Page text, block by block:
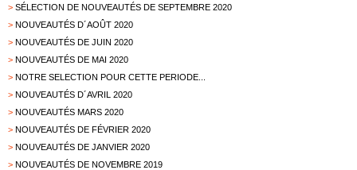
> SÉLECTION DE NOUVEAUTÉS DE SEPTEMBRE 2020
> NOUVEAUTÉS D´AOÛT 2020
> NOUVEAUTÉS DE JUIN 2020
> NOUVEAUTÉS DE MAI 2020
> NOTRE SELECTION POUR CETTE PERIODE...
> NOUVEAUTÉS D´AVRIL 2020
> NOUVEAUTÉS MARS 2020
> NOUVEAUTÉS DE FÉVRIER 2020
> NOUVEAUTÉS DE JANVIER 2020
> NOUVEAUTÉS DE NOVEMBRE 2019